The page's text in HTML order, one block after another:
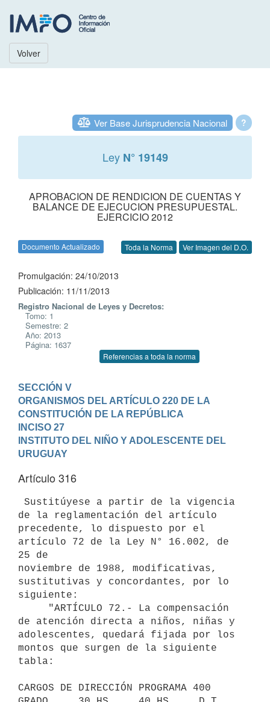
Volver
?
Ver Base Jurisprudencia Nacional
Ley N° 19149
APROBACION DE RENDICION DE CUENTAS Y
BALANCE DE EJECUCION PRESUPUESTAL.
EJERCICIO 2012
Documento Actualizado Toda la Norma Ver Imagen del D.O.
Promulgación: 24/10/2013
Publicación: 11/11/2013
Registro Nacional de Leyes y Decretos:
Tomo: 1
Semestre: 2
Año: 2013
Página: 1637
Referencias a toda la norma
SECCIÓN V
ORGANISMOS DEL ARTÍCULO 220 DE LA
CONSTITUCIÓN DE LA REPÚBLICA
INCISO 27
INSTITUTO DEL NIÑO Y ADOLESCENTE DEL
URUGUAY
Artículo 316
de la reglamentación del artículo
precedente, lo dispuesto por el
artículo 72 de la Ley N° 16.002, de
25 de
noviembre de 1988, modificativas,
sustitutivas y concordantes, por lo
siguiente:
de atención directa a niños, niñas y
adolescentes, quedará fijada por los
montos que surgen de la siguiente
tabla:
CARGOS DE DIRECCIÓN PROGRAMA 400